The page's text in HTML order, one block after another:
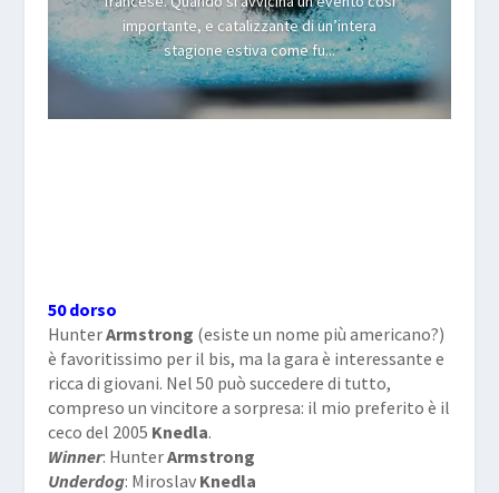
importante, e catalizzante di un’intera
stagione estiva come fu...
50 dorso
HunterArmstrong (esiste un nome più americano?)
è favoritissimo per il bis, ma la gara è interessante e
ricca di giovani. Nel 50 può succedere di tutto,
compreso un vincitore a sorpresa: il mio preferito è il
ceco del 2005 Knedla.
Winner: HunterArmstrong
Underdog: MiroslavKnedla